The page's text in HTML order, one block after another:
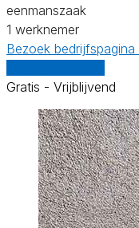
eenmanszaak
1 werknemer
Bezoek bedrijfspagina
Gratis - Vrijblijvend